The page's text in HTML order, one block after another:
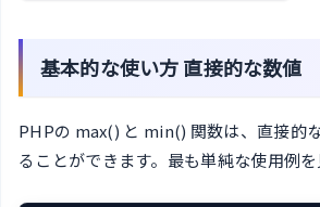
基本的な使い方 直接的な数値
PHPの max() と min() 関数は、直接的
ることができます。最も単純な使用例を